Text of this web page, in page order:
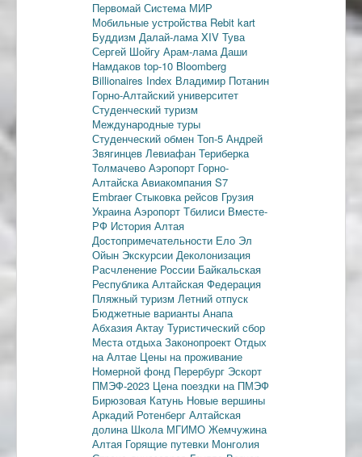
Первомай Система МИР
Мобильные устройства Rebit kart
Буддизм Далай-лама XIV Тува
Сергей Шойгу Арам-ламаДаши
Намдаков top-10 Bloomberg
Billionaires Index Владимир Потанин
Горно-Алтайский университет
Студенческий туризм
Международные туры
Студенческий обмен Топ-5 Андрей
Звягинцев Левиафан Териберка
Толмачево Аэропорт Горно-
АлтайскаАвиакомпания S7
EmbraerСтыковка рейсов Грузия
УкраинаАэропорт Тбилиси Вместе-
РФ История Алтая
Достопримечательности Ело Эл
Ойын Экскурсии Деколонизация
Расчленение России Байкальская
РеспубликаАлтайская Федерация
Пляжный туризм Летний отпуск
Бюджетные варианты Анапа
Абхазия Актау Туристический сбор
Места отдыхаЗаконопроект Отдых
на Алтае Цены на проживание
Номерной фонд Перербург Эскорт
ПМЭФ-2023 Цена поездки на ПМЭФ
Бирюзовая Катунь Новые вершины
Аркадий Ротенберг Алтайская
долина Школа МГИМО Жемчужина
Алтая Горящие путевки Монголия